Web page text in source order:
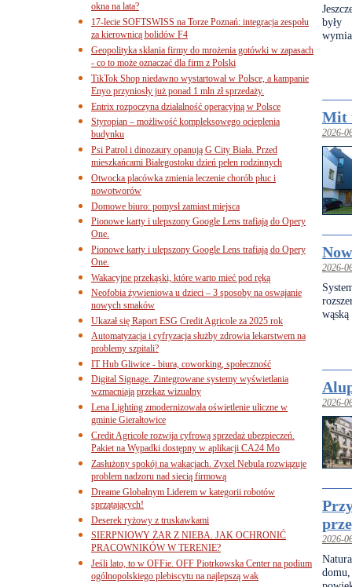
były
Mit
2026-
2026-
2026-
2026-
okna na lata?
17-lecie SOFTSWISS na Torze Poznań: integracja zespołu
za kierownicą bolidów F4
Geopolityka skłania firmy do mrożenia gotówki w zapasach
- co to może oznaczać dla firm z Polski
TikTok Shop niedawno wystartował w Polsce, a kampanie
Enyo przyniosły już ponad 1 mln zł sprzedaży.
Entrix rozpoczyna działalność operacyjną w Polsce
Styropian – możliwość kompleksowego ocieplenia
budynku
Psi Patrol i dinozaury opanują G City Biała. Przed
mieszkańcami Białegostoku dzień pełen rodzinnych
Otwocka placówka zmienia leczenie chorób płuc i
nowotworów
Domowe biuro: pomysł zamiast miejsca
Pionowe karty i ulepszony Google Lens trafiają do Opery
One.
Pionowe karty i ulepszony Google Lens trafiają do Opery
One.
Wakacyjne przekąski, które warto mieć pod ręką
Neofobia żywieniowa u dzieci – 3 sposoby na oswajanie
nowych smaków
Ukazał się Raport ESG Credit Agricole za 2025 rok
Automatyzacja i cyfryzacja służby zdrowia lekarstwem na
problemy szpitali?
IT Hub Gliwice - biura, coworking, społeczność
Digital Signage. Zintegrowane systemy wyświetlania
wzmacniają przekaz wizualny
Lena Lighting zmodernizowała oświetlenie uliczne w
gminie Gierałtowice
Credit Agricole rozwija cyfrową sprzedaż ubezpieczeń.
Pakiet na Wypadki dostępny w aplikacji CA24 Mo
Zasłużony spokój na wakacjach. Zyxel Nebula rozwiązuje
problem nadzoru nad siecią firmową
Dreame Globalnym Liderem w kategorii robotów
sprzątających!
Deserek ryżowy z truskawkami
SIERPNIOWY ŻAR Z NIEBA. JAK OCHRONIĆ
PRACOWNIKÓW W TERENIE?
Jeśli lato, to w OFFie. OFF Piotrkowska Center na podium
ogólnopolskiego plebiscytu na najlepszą wak